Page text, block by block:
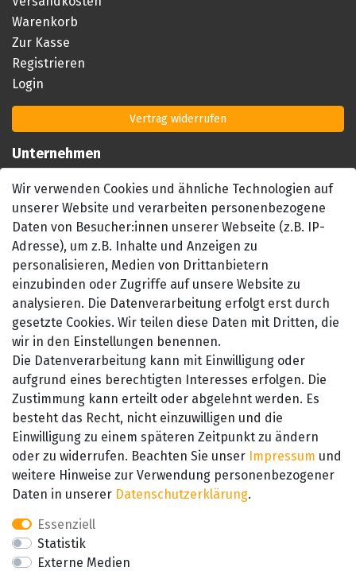
Warenkorb
Zur Kasse
Registrieren
Login
Vertrag widerrufen
Unternehmen
Impressum
AGB
Datenschutzerklärung
Barrierefreiheitserklärung
Widerrufsrecht
Kontakt
SEHR GUT
4.89 / 5
aus 657 Bewertungen
bei: amazon.de,
amazon.fr, amazon.it
Wir verwenden Cookies und ähnliche Technologien auf
unserer Website und verarbeiten personenbezogene
Daten von Besucher:innen unserer Webseite (z.B. IP-
Adresse), um z.B. Inhalte und Anzeigen zu
personalisieren, Medien von Drittanbietern
einzubinden oder Zugriffe auf unsere Website zu
analysieren. Die Datenverarbeitung erfolgt erst durch
gesetzte Cookies. Wir teilen diese Daten mit Dritten, die
wir in den Einstellungen benennen.
Die Datenverarbeitung kann mit Einwilligung oder
aufgrund eines berechtigten Interesses erfolgen. Die
Zustimmung kann erteilt oder abgelehnt werden. Es
besteht das Recht, nicht einzuwilligen und die
Einwilligung zu einem späteren Zeitpunkt zu ändern
oder zu widerrufen. Beachten Sie unser Impressum und
weitere Hinweise zur Verwendung personenbezogener
Daten in unserer Daten­schutz­erklärung.
Essenziell
Statistik
Externe Medien